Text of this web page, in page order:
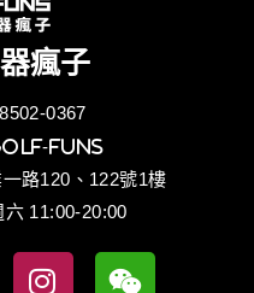
瘋子
0367
funs
路120、122號1樓
11:00-20:00